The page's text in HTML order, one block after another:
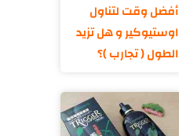
أفضل وقت لتناول
اوستيوكير و هل تزيد
الطول ( تجارب )؟